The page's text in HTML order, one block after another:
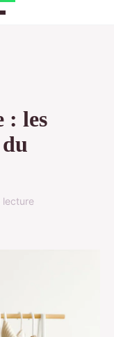
: les